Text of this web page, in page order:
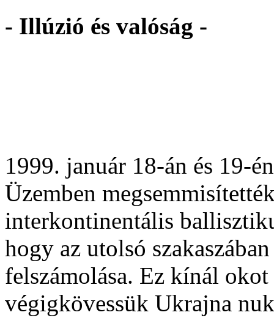
- Illúzió és valóság -
1999. január 18-án és 19-
Üzemben
interkontinentális
hogy az utolsó
felszámolása. Ez kínál
végigkövessük Ukrajna